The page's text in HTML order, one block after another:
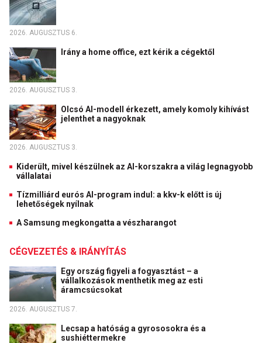
2026. AUGUSZTUS 6.
Irány a home office, ezt kérik a cégektől
2026. AUGUSZTUS 3.
Olcsó AI-modell érkezett, amely komoly kihívást
jelenthet a nagyoknak
2026. AUGUSZTUS 3.
Kiderült, mivel készülnek az AI-korszakra a világ legnagyobb
vállalatai
Tízmilliárd eurós AI-program indul: a kkv-k előtt is új
lehetőségek nyílnak
A Samsung megkongatta a vészharangot
CÉGVEZETÉS & IRÁNYÍTÁS
Egy ország figyeli a fogyasztást – a
vállalkozások menthetik meg az esti
áramcsúcsokat
2026. AUGUSZTUS 7.
Lecsap a hatóság a gyrososokra és a
sushiéttermekre